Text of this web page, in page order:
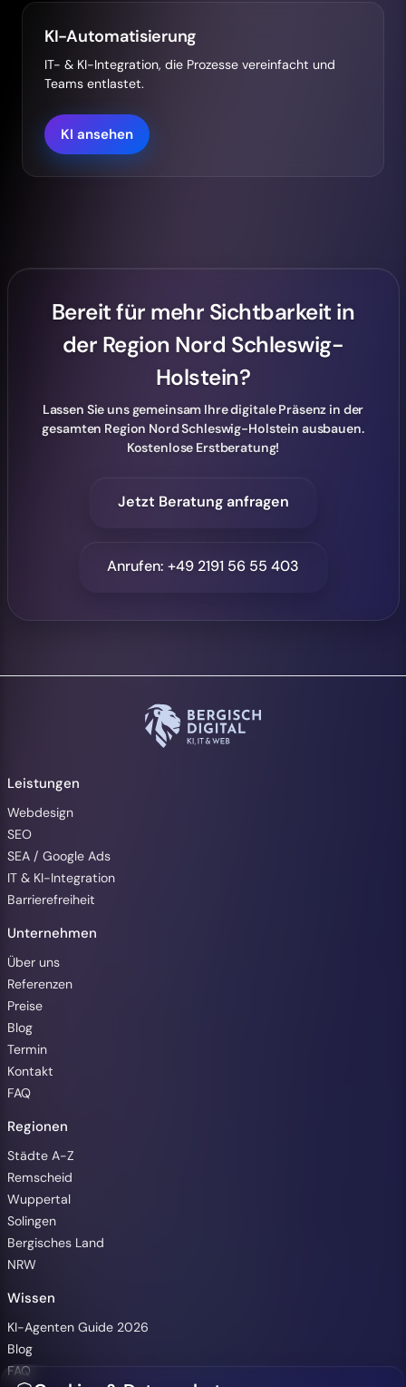
KI-Automatisierung
IT- & KI-Integration, die Prozesse vereinfacht und
Teams entlastet.
KI ansehen
Bereit für mehr Sichtbarkeit in
der Region Nord Schleswig-
Holstein?
Lassen Sie uns gemeinsam Ihre digitale Präsenz in der
gesamten Region Nord Schleswig-Holstein ausbauen.
Kostenlose Erstberatung!
Jetzt Beratung anfragen
Anrufen: +49 2191 56 55 403
Leistungen
Webdesign
SEO
SEA / Google Ads
IT & KI-Integration
Barrierefreiheit
Unternehmen
Über uns
Referenzen
Preise
Blog
Termin
Kontakt
FAQ
Regionen
Städte A-Z
Remscheid
Wuppertal
Solingen
Bergisches Land
NRW
Wissen
KI-Agenten Guide 2026
Blog
FAQ
Barrierefreiheit
Animationen pausieren